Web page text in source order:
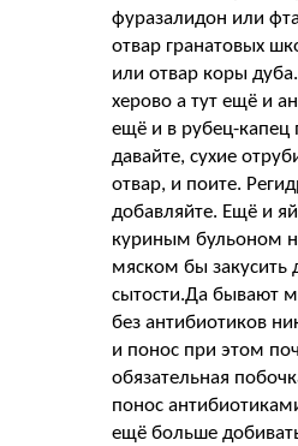
фуразалидон или
отвар гранатовых
или отвар коры
херово а тут ещё и
ещё и в рубец-капец
давайте, сухие
отвар, и поите.
добавляйте. Ещё и
куриным бульоном
мяском бы закусить
сытости.Да бывают
без антибиотиков
и понос при этом
обязательная
понос
ещё больше